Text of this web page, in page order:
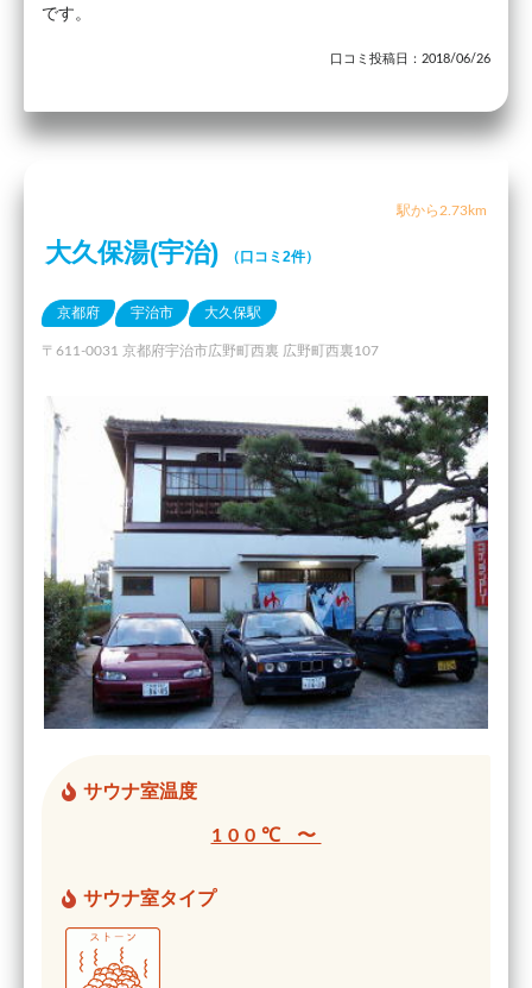
です。
口コミ投稿日：2018/06/26
駅から2.73km
大久保湯(宇治) （口コミ2件）
京都府 宇治市 大久保駅
〒611-0031 京都府宇治市広野町西裏 広野町西裏107
サウナ室温度
100℃ 〜
サウナ室タイプ